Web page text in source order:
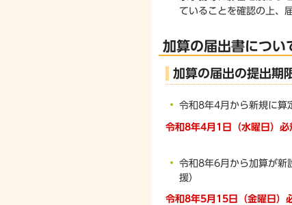
ていることを確認の上、
加算の届出書につい
加算の届出の提出期
令和8年4月から新規に算
令和8年4月1日（水曜日）必
令和8年6月から加算が新
援）
令和8年5月15日（金曜日）